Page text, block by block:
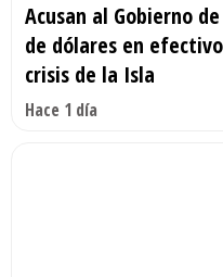
Acusan al Gobierno
de dólares en
crisis de la Isla
Hace 1 día